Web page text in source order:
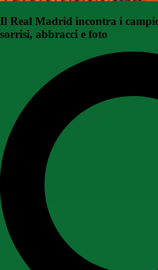
Il Real Madrid incontra i
sorrisi, abbracci e foto